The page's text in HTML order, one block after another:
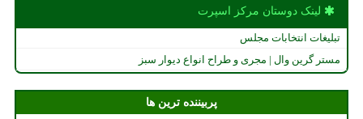
لینک دوستان مركز اسپرت
تبلیغات انتخابات مجلس
مستر گرین وال | مجری و طراح انواع دیوار سبز
پربیننده ترین ها